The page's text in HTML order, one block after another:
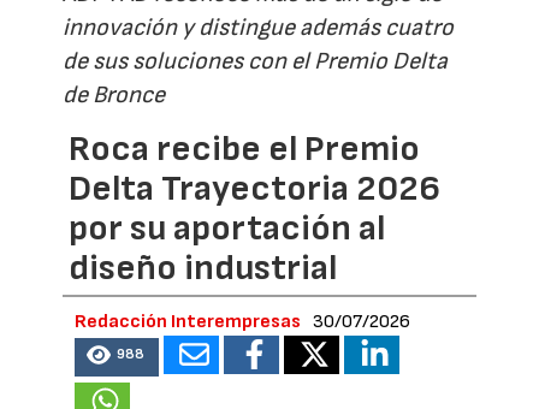
innovación y distingue además cuatro
de sus soluciones con el Premio Delta
de Bronce
Roca recibe el Premio
Delta Trayectoria 2026
por su aportación al
diseño industrial
Redacción Interempresas 30/07/2026
988